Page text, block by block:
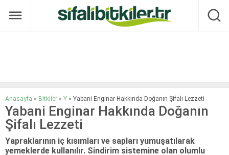
Anasayfa » Bitkiler » Y » Yabani Enginar Hakkında Doğanın Şifalı Lezzeti
Yabani Enginar Hakkında Doğanın
Şifalı Lezzeti
Yapraklarının iç kısımları ve sapları yumuşatılarak
yemeklerde kullanılır. Sindirim sistemine olan olumlu